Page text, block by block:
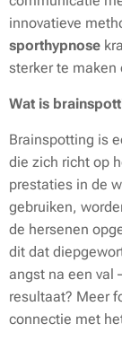
innovatieve
sporthypnose
sterker te maken
Wat is
Brainspotting is
die zich richt op
prestaties in de
gebruiken,
de hersenen
dit dat
angst na een val
resultaat? Meer
connectie met